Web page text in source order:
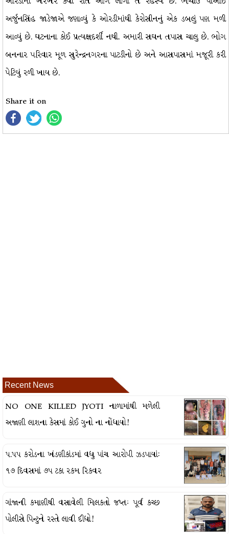
અર્જુનસિંહ જાડેજાએ જણાવ્યું કે ઓરડીમાંથી કેરોસીનનું એક ડબલું પણ મળી
આવ્યું છે. ઘટનાના કોઈ પ્રત્યક્ષદર્શી નથી. અમારી સઘન તપાસ ચાલુ છે. ભોગ
બનનાર પરિવાર મૂળ સુરેન્દ્રનગરના પાટડીનો છે અને આસપાસમાં મજૂરી કરી
પેટિયું રળી ખાય છે.
Share it on
Recent News
NO ONE KILLED JYOTI નાળામાંથી મળેલી
અજાણી લાશના કેસમાં કોઈ ગુનો ના નોંધાયો!
૫.૫૫ કરોડના ખંડણીકાંડમાં વધુ પાંચ આરોપી ઝડપાયાં:
૧૭ દિવસમાં ૭૫ ટકા રકમ રિકવર
ગાંજાની કમાણીથી વસાવેલી મિલકતો જપ્તઃ પૂર્વ કચ્છ
પોલીસે પિન્ટુને રસ્તે લાવી દીધો!